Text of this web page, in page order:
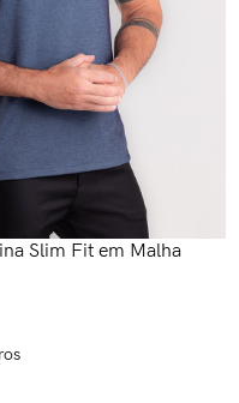
Slim Fit em Malha